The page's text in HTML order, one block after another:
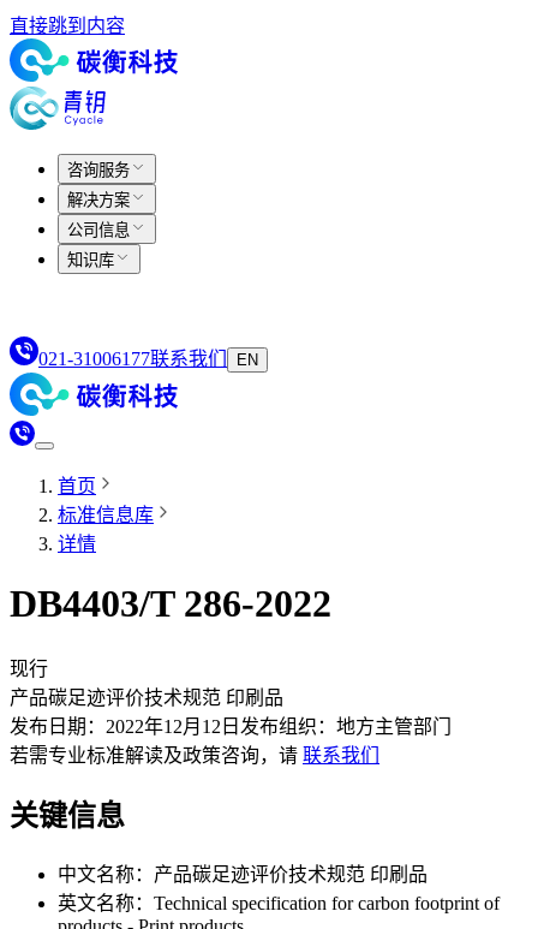
直接跳到内容
咨询服务
解决方案
公司信息
知识库
021-31006177联系我们 EN
首页
标准信息库
详情
DB4403/T 286-2022
现行
产品碳足迹评价技术规范 印刷品
发布日期： 2022年12月12日 发布组织： 地方主管部门
若需专业标准解读及政策咨询，请 联系我们
关键信息
中文名称： 产品碳足迹评价技术规范 印刷品
英文名称： Technical specification for carbon footprint of